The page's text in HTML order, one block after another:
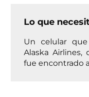
Lo que
Un celular
Alaska
fue encontrado